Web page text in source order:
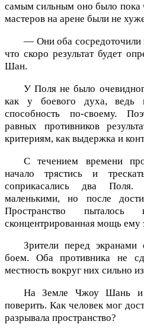
самым сильным оно было пока
мастеров на арене были не
— Они оба сосредоточили
что скоро результат будет
Шан.
У Поля не было
как у боевого духа, ведь
способность по-своему.
равных противников
критериям, как выдержка и
С течением времени
начало трястись и
соприкасались два
маленькими, но после
Пространство пыталось
сконцентрированная мощь ему
Зрители перед экранами
боем. Оба противника не
местность вокруг них сильно
На Земле Чжоу Шань и
поверить. Как человек мог
разрывала пространство?